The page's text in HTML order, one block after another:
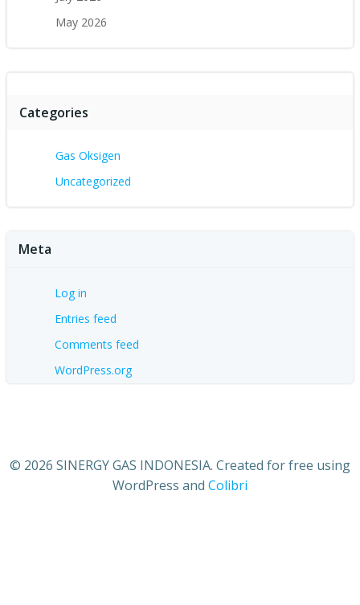
May 2026
Categories
Gas Oksigen
Uncategorized
Meta
Log in
Entries feed
Comments feed
WordPress.org
© 2026 SINERGY GAS INDONESIA. Created for free using
WordPress and Colibri